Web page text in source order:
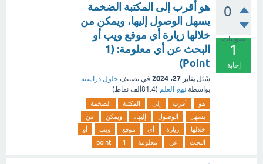
0
تصويتات
1
إجابة
هو أقرب إلى المكتبة الضخمة
يسهل الوصول إليها، ويمكن من
خلالها زيارة أي موقع ويب أو
البحث عن أي معلومة: (1
Point)
سُئل يناير 27، 2024 في تصنيف حلول دراسية
بواسطة نهج العلم (81.4ألف نقاط)
هو أقرب إلى المكتبة
الضخمة
يسهل
الوصول إليها، ويمكن
من
خلالها
زيارة أي موقع ويب
أو
البحث
عن معلومة 1
point